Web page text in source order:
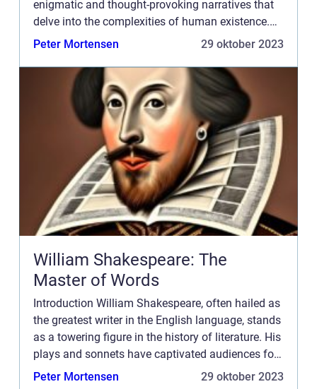
enigmatic and thought-provoking narratives that
delve into the complexities of human existence.
His unique writing style captivated readers and
Peter Mortensen 29 oktober 2023
William Shakespeare: The
Master of Words
Introduction William Shakespeare, often hailed as
the greatest writer in the English language, stands
as a towering figure in the history of literature. His
plays and sonnets have captivated audiences for
centuries, and his works continue to be studi...
Peter Mortensen 29 oktober 2023